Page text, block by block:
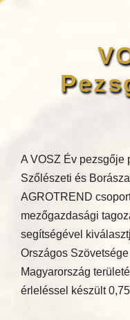
A VOSZ Év pezsgője
Szőlészeti és
AGROTREND
mezőgazdasági
segítségével
Országos
Magyarország
érleléssel készült